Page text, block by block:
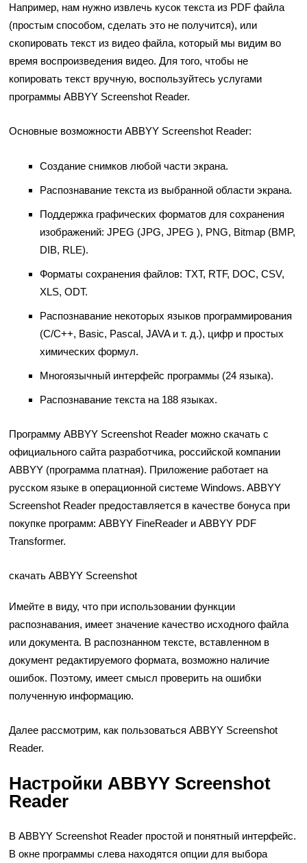
Например, нам нужно извлечь кусок текста из PDF файла
(простым способом, сделать это не получится), или
скопировать текст из видео файла, который мы видим во
время воспроизведения видео. Для того, чтобы не
копировать текст вручную, воспользуйтесь услугами
программы ABBYY Screenshot Reader.
Основные возможности ABBYY Screenshot Reader:
Создание снимков любой части экрана.
Распознавание текста из выбранной области экрана.
Поддержка графических форматов для сохранения
изображений: JPEG (JPG, JPEG ), PNG, Bitmap (BMP,
DIB, RLE).
Форматы сохранения файлов: TXT, RTF, DOC, CSV,
XLS, ODT.
Распознавание некоторых языков программирования
(С/С++, Basic, Pascal, JAVA и т. д.), цифр и простых
химических формул.
Многоязычный интерфейс программы (24 языка).
Распознавание текста на 188 языках.
Программу ABBYY Screenshot Reader можно скачать с
официального сайта разработчика, российской компании
ABBYY (программа платная). Приложение работает на
русском языке в операционной системе Windows. ABBYY
Screenshot Reader предоставляется в качестве бонуса при
покупке программ: ABBYY FineReader и ABBYY PDF
Transformer.
скачать ABBYY Screenshot
Имейте в виду, что при использовании функции
распознавания, имеет значение качество исходного файла
или документа. В распознанном тексте, вставленном в
документ редактируемого формата, возможно наличие
ошибок. Поэтому, имеет смысл проверить на ошибки
полученную информацию.
Далее рассмотрим, как пользоваться ABBYY Screenshot
Reader.
Настройки ABBYY Screenshot
Reader
В ABBYY Screenshot Reader простой и понятный интерфейс.
В окне программы слева находятся опции для выбора